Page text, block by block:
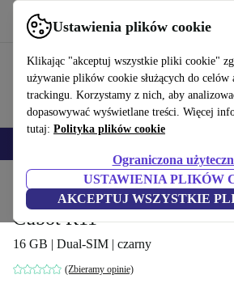
Ustawienia plików cookie
Klikając "akceptuj wszystkie pliki cookie"
używanie plików cookie służących do celów
trackingu. Korzystamy z nich, aby
dopasowywać wyświetlane treści. Więcej
tutaj: Polityka plików cookie
Ograniczona
USTAWIENIA PLIKÓW
AKCEPTUJ WSZYSTKIE
Korzystaj z refurbed szybko i łatwo
Produkty Telefony i smartfony
Cubot R11
16 GB | Dual-SIM | czarny
(Zbieramy opinie)